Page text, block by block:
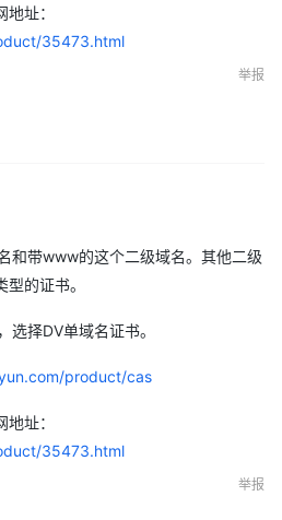
址：
35473.html
举报
和带www的这个二级域名。其他二级
的证书。
择DV单域名证书。
product/cas
址：
35473.html
举报